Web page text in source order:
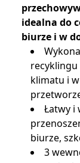
z
idealna do
biurze i w
recyklingu
klimatu i
Łatwy i